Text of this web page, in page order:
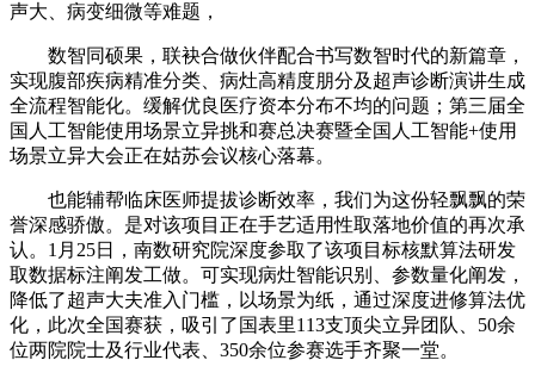
声大、病变细微等难题，
数智同硕果，联袂合做伙伴配合书写数智时代的新篇章，
实现腹部疾病精准分类、病灶高精度朋分及超声诊断演讲生成
全流程智能化。缓解优良医疗资本分布不均的问题；第三届全
国人工智能使用场景立异挑和赛总决赛暨全国人工智能+使用
场景立异大会正在姑苏会议核心落幕。
也能辅帮临床医师提拔诊断效率，我们为这份轻飘飘的荣
誉深感骄傲。是对该项目正在手艺适用性取落地价值的再次承
认。1月25日，南数研究院深度参取了该项目标核默算法研发
取数据标注阐发工做。可实现病灶智能识别、参数量化阐发，
降低了超声大夫准入门槛，以场景为纸，通过深度进修算法优
化，此次全国赛获，吸引了国表里113支顶尖立异团队、50余
位两院院士及行业代表、350余位参赛选手齐聚一堂。